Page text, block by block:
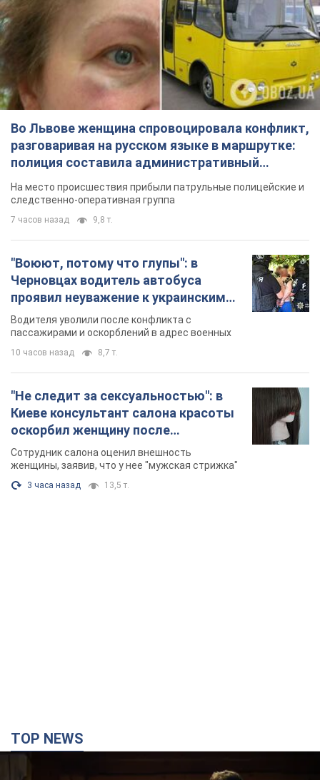
Во Львове женщина спровоцировала конфликт,
разговаривая на русском языке в маршрутке:
полиция составила административный
протокол. Видео
На место происшествия прибыли патрульные полицейские и
следственно-оперативная группа
7 часов назад 9,8 т.
"Воюют, потому что глупы": в
Черновцах водитель автобуса
проявил неуважение к украинским
военным и поплатился за это.
Видео
Водителя уволили после конфликта с
пассажирами и оскорблений в адрес военных
10 часов назад 8,7 т.
"Не следит за сексуальностью": в
Киеве консультант салона красоты
оскорбил женщину после
химиотерапии, разгорелся скандал.
Фото
Сотрудник салона оценил внешность
женщины, заявив, что у нее "мужская стрижка"
3 часа назад 13,5 т.
TOP NEWS